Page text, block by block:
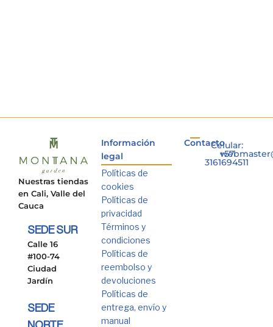
Nuestras tiendas
en Cali, Valle del
Cauca
SEDE SUR
Calle 16
#100-74
Ciudad
Jardín
SEDE
Información
legal
Políticas de
cookies
Políticas de
privacidad
Términos y
condiciones
Políticas de
reembolso y
devoluciones
Políticas de
entrega, envío y
manual
ContactoCelular:
+57
3161694511